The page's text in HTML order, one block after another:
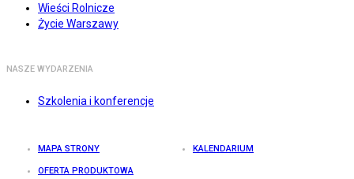
Wieści Rolnicze
Życie Warszawy
NASZE WYDARZENIA
Szkolenia i konferencje
MAPA STRONY KALENDARIUM
OFERTA PRODUKTOWA